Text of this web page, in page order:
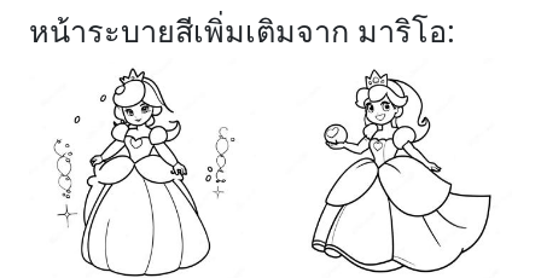
หน้าระบายสีเพิ่มเติมจาก มาริโอ: